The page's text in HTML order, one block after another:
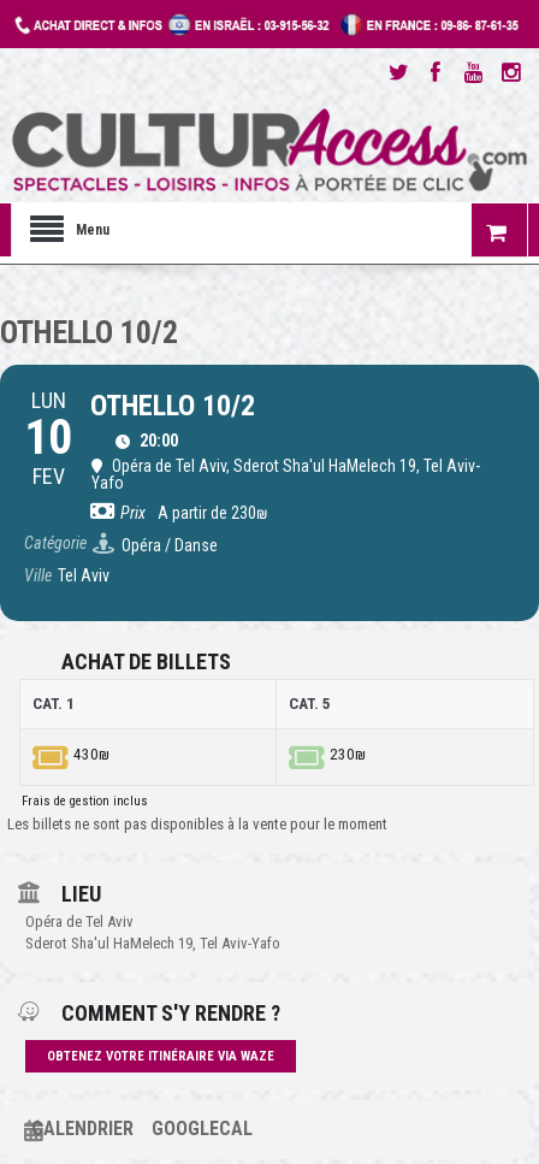
Menu
OTHELLO 10/2
LUN
10
FEV
OTHELLO 10/2
20:00
Opéra de Tel Aviv, Sderot Sha'ul HaMelech 19, Tel Aviv-
Yafo
Prix
A partir de 230₪
Catégorie
Opéra / Danse
Ville Tel Aviv
ACHAT DE BILLETS
CAT. 1 CAT. 5
430₪ 230₪
Frais de gestion inclus
Les billets ne sont pas disponibles à la vente pour le moment
LIEU
Opéra de Tel Aviv
Sderot Sha'ul HaMelech 19, Tel Aviv-Yafo
COMMENT S'Y RENDRE ?
OBTENEZ VOTRE ITINÉRAIRE VIA WAZE
CALENDRIER GOOGLECAL